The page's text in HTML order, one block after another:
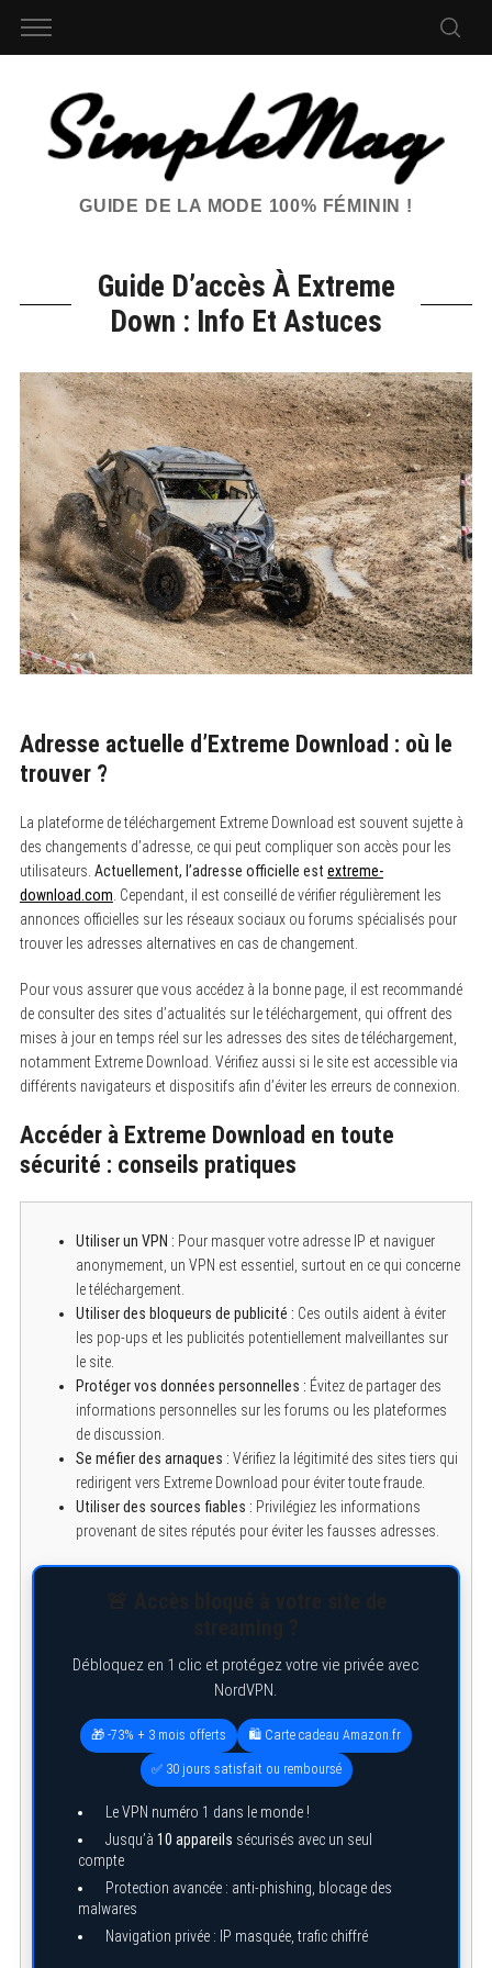
GUIDE DE LA MODE 100% FÉMININ !
Guide D’accès À Extreme
Down : Info Et Astuces
Adresse actuelle d’Extreme Download : où le
trouver ?
La plateforme de téléchargement Extreme Download est souvent sujette à
des changements d’adresse, ce qui peut compliquer son accès pour les
utilisateurs. Actuellement, l’adresse officielle est extreme-
download.com . Cependant, il est conseillé de vérifier régulièrement les
annonces officielles sur les réseaux sociaux ou forums spécialisés pour
trouver les adresses alternatives en cas de changement.
Pour vous assurer que vous accédez à la bonne page, il est recommandé
de consulter des sites d’actualités sur le téléchargement, qui offrent des
mises à jour en temps réel sur les adresses des sites de téléchargement,
notamment Extreme Download. Vérifiez aussi si le site est accessible via
différents navigateurs et dispositifs afin d’éviter les erreurs de connexion.
Accéder à Extreme Download en toute
sécurité : conseils pratiques
Utiliser un VPN : Pour masquer votre adresse IP et naviguer
anonymement, un VPN est essentiel, surtout en ce qui concerne
le téléchargement.
Utiliser des bloqueurs de publicité : Ces outils aident à éviter
les pop-ups et les publicités potentiellement malveillantes sur
le site.
Protéger vos données personnelles : Évitez de partager des
informations personnelles sur les forums ou les plateformes
de discussion.
Se méfier des arnaques : Vérifiez la légitimité des sites tiers qui
redirigent vers Extreme Download pour éviter toute fraude.
Utiliser des sources fiables : Privilégiez les informations
provenant de sites réputés pour éviter les fausses adresses.
Débloquez en 1 clic et protégez votre vie privée avec
NordVPN.
🎁 -73% + 3 mois offerts 🛍️ Carte cadeau Amazon.fr
✅ 30 jours satisfait ou remboursé
Le VPN numéro 1 dans le monde !
Jusqu’à 10 appareils sécurisés avec un seul
compte
Protection avancée : anti-phishing, blocage des
malwares
Navigation privée : IP masquée, trafic chiffré